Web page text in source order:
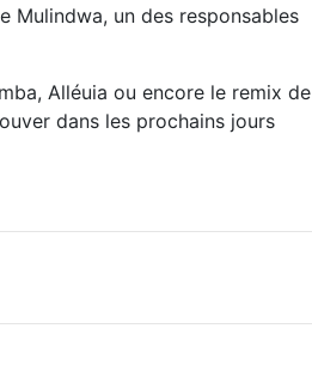
Mulindwa, un des responsables
Alléuia ou encore le remix de
dans les prochains jours